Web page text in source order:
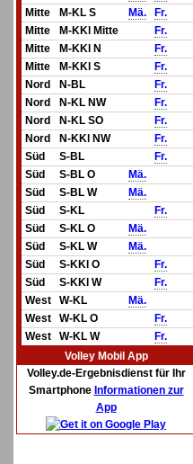
Mitte
M-KL S Mä.
Fr.
Mitte
M-KKl Mitte
Fr.
Mitte
M-KKl N
Fr.
Mitte
M-KKl S
Fr.
Nord
N-BL
Fr.
Nord
N-KL NW
Fr.
Nord
N-KL SO
Fr.
Nord
N-KKl NW
Fr.
Süd
S-BL
Fr.
Süd
S-BL O
Mä.
Süd
S-BL W
Mä.
Süd
S-KL
Fr.
Süd
S-KL O
Mä.
Süd
S-KL W
Mä.
Süd
S-KKl O
Fr.
Süd
S-KKl W
Fr.
West
W-KL
Mä.
West
W-KL O
Fr.
West
W-KL W
Fr.
Volley Mobil App
Volley.de-Ergebnisdienst für Ihr
Smartphone Informationen zur
App